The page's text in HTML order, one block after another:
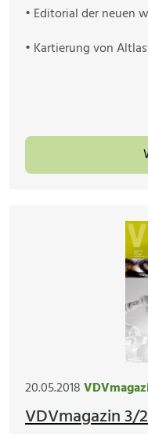
• Editorial der neuen
• Kartierung von
20.05.2018
VDVmagazin 3/